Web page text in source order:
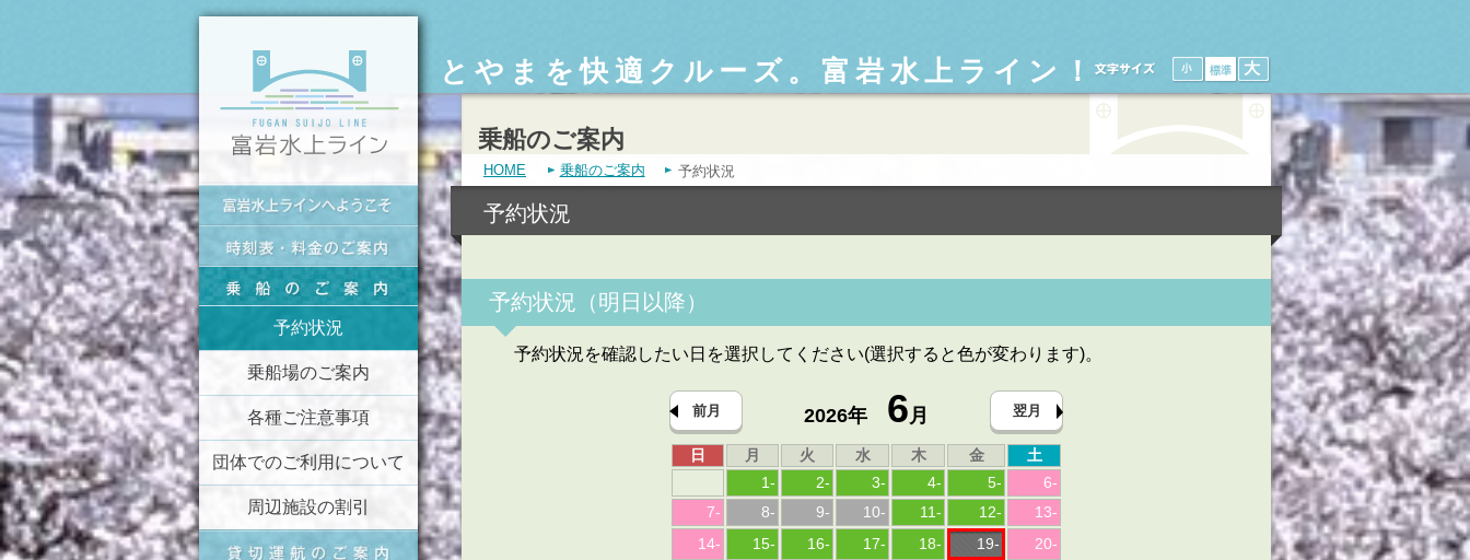
とやまを快適クルーズ。富岩水上ライン！
予約状況
乗船場のご案内
各種ご注意事項
団体でのご利用について
周辺施設の割引
乗船のご案内
HOME 乗船のご案内 予約状況
予約状況
予約状況（明日以降）
予約状況を確認したい日を選択してください(選択すると色が変わります)。
前月 2026年 6月 翌月
日 月 火 水 木 金
土
1- 2- 3- 4- 5- 6-
7- 8- 9- 10- 11- 12- 13-
14- 15- 16- 17- 18- 19- 20-